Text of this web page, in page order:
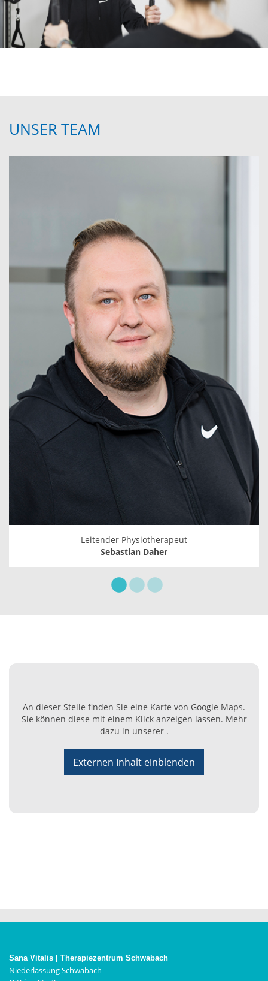
UNSER TEAM
Leitender Physiotherapeut
Sebastian Daher
An dieser Stelle finden Sie eine Karte von Google Maps.
Sie können diese mit einem Klick anzeigen lassen. Mehr
dazu in unserer .
Externen Inhalt einblenden
Sana Vitalis | Therapiezentrum Schwabach
Niederlassung Schwabach